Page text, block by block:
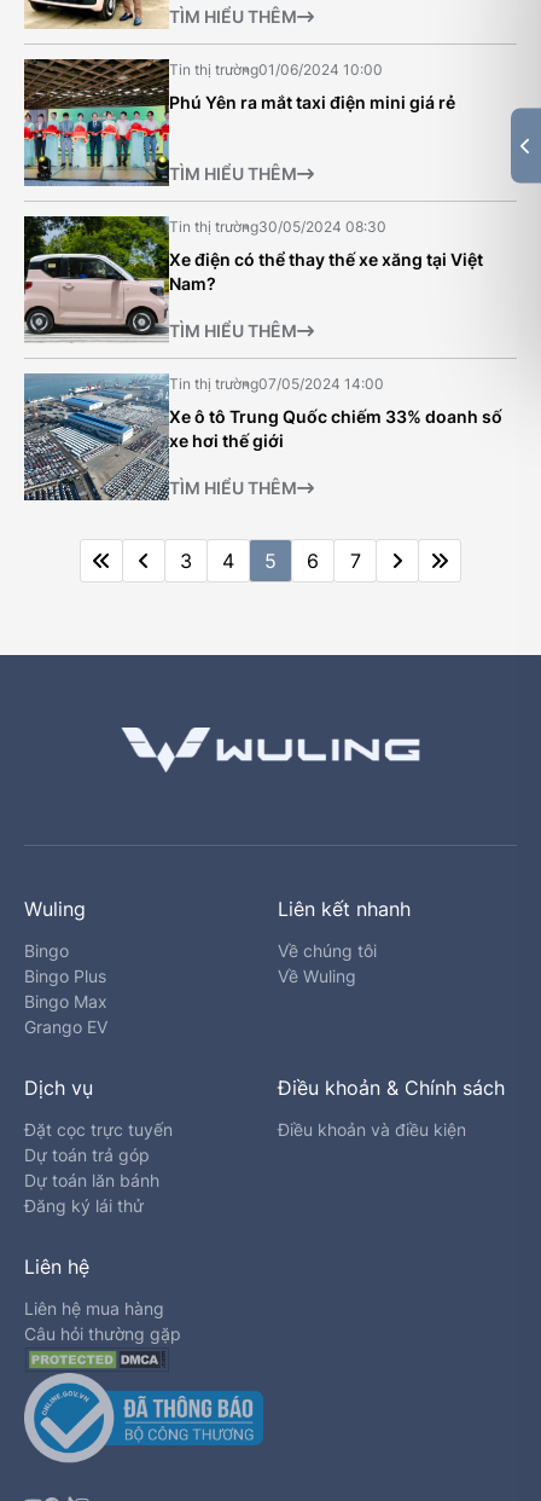
TÌM HIỂU THÊM
Tin thị trường01/06/2024 10:00
Phú Yên ra mắt taxi điện mini giá rẻ
TÌM HIỂU THÊM
Tin thị trường30/05/2024 08:30
Xe điện có thể thay thế xe xăng tại Việt
Nam?
TÌM HIỂU THÊM
Tin thị trường07/05/2024 14:00
Xe ô tô Trung Quốc chiếm 33% doanh số
xe hơi thế giới
TÌM HIỂU THÊM
3 4 5 6 7
Wuling
Bingo
Bingo Plus
Bingo Max
Grango EV
Liên kết nhanh
Về chúng tôi
Về Wuling
Dịch vụ
Đặt cọc trực tuyến
Dự toán trả góp
Dự toán lăn bánh
Đăng ký lái thử
Điều khoản & Chính sách
Điều khoản và điều kiện
Liên hệ
Liên hệ mua hàng
Câu hỏi thường gặp